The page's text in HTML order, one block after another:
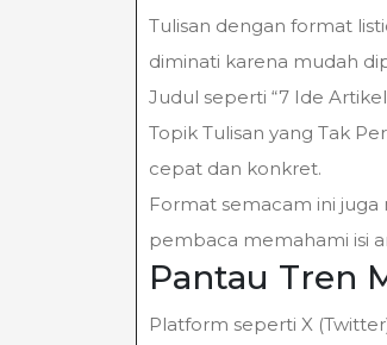
Tulisan dengan format
diminati karena mudah
Judul seperti “7 Ide
Topik Tulisan yang Tak
cepat dan konkret.
Format semacam ini
pembaca memahami isi
Pantau Tren
Platform seperti X